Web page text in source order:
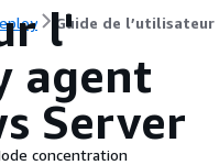
Guide de l’utilisateur
l'
agent
Server
concentration